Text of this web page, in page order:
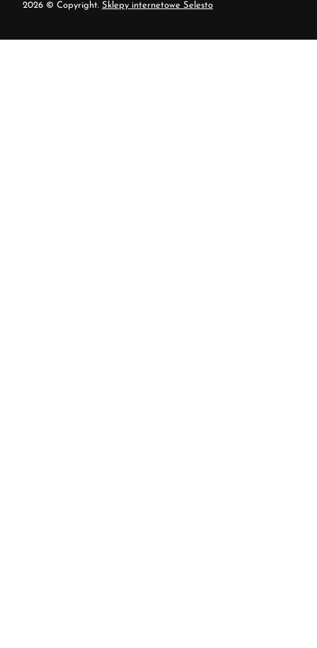
2026 © Copyright. Sklepy internetowe Selesto